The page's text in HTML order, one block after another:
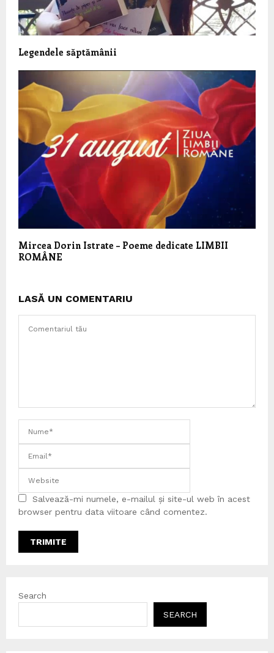
Legendele săptămânii
Mircea Dorin Istrate – Poeme dedicate LIMBII
ROMÂNE
LASĂ UN COMENTARIU
Salvează-mi numele, e-mailul și site-ul web în acest
browser pentru data viitoare când comentez.
Search
SEARCH